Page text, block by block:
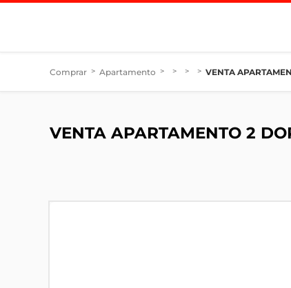
Comprar > Apartamento > > > > VENTA
VENTA APARTAMENTO 2